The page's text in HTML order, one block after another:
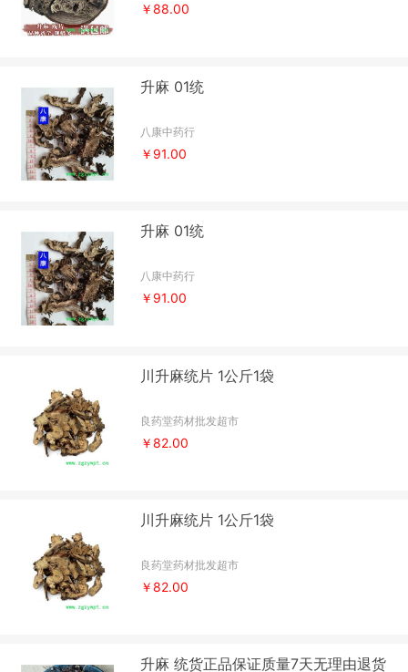
￥88.00
升麻 01统
八康中药行
￥91.00
升麻 01统
八康中药行
￥91.00
川升麻统片 1公斤1袋
良药堂药材批发超市
￥82.00
川升麻统片 1公斤1袋
良药堂药材批发超市
￥82.00
升麻 统货正品保证质量7天无理由退货